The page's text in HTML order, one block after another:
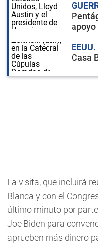
apoyo
EEUU
Casa
La visita, que incluirá
Blanca y con el
último minuto por
Joe Biden para
aprueben más dinero